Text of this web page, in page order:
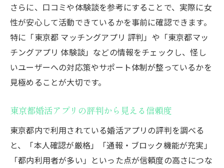
さらに、口コミや体験談を参考にすることで、実際に女
性が安心して活動できているかを事前に確認できます。
特に「東京都 マッチングアプリ 評判」や「東京都マッ
チングアプリ 体験談」などの情報をチェックし、怪し
いユーザーへの対応策やサポート体制が整っているかを
見極めることが大切です。
東京都婚活アプリの評判から見える信頼度
東京都内で利用されている婚活アプリの評判を調べる
と、「本人確認が厳格」「通報・ブロック機能が充実」
「都内利用者が多い」といった点が信頼度の高さにつな